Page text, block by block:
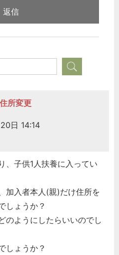
返信
所変更
日 14:14
、子供1人扶養に入ってい
加入者本人(親)だけ住所を
しょうか？
のようにしたらいいのでし
しょうか？